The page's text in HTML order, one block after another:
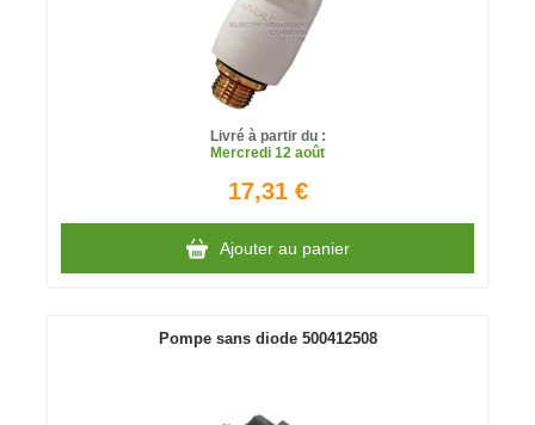
Livré à partir du :
Mercredi 12 août
17,31 €
Ajouter au panier
Pompe sans diode 500412508